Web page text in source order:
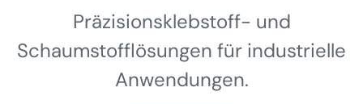
Präzisionsklebstoff- und
Schaumstofflösungen für industrielle
Anwendungen.